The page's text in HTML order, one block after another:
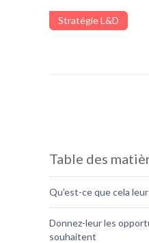
Stratégie L&D
Table des
Qu'est-ce que cela
Donnez-leur les
souhaitent